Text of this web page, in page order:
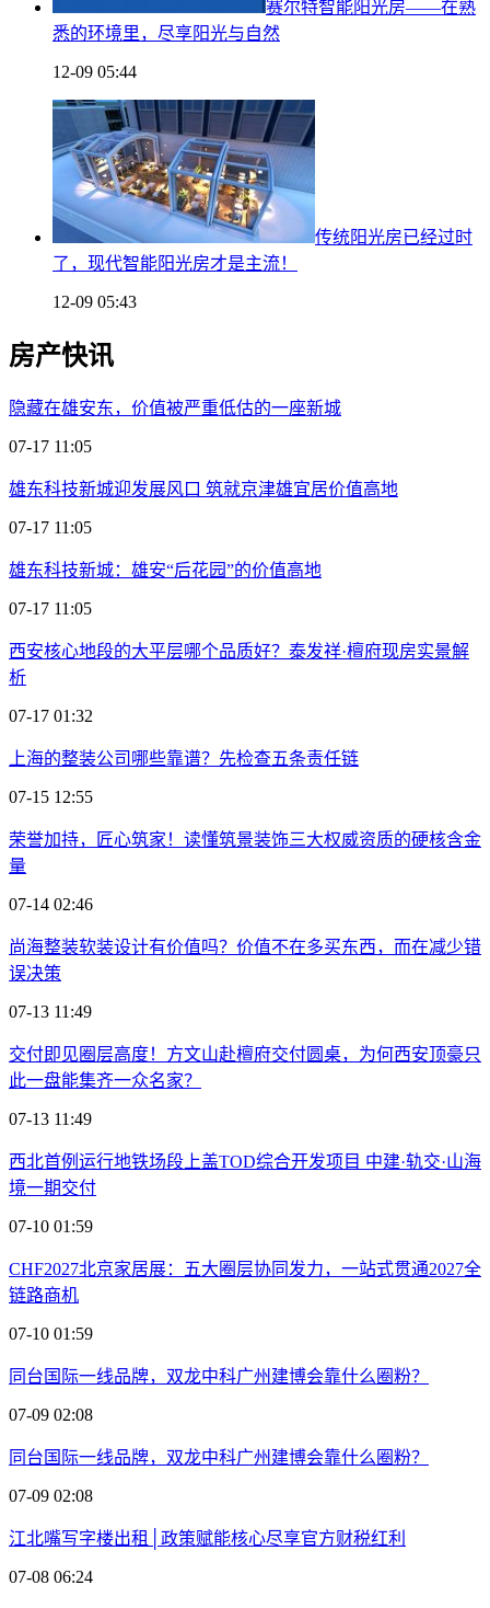
赛尔特智能阳光房——在熟
悉的环境里，尽享阳光与自然
12-09 05:44
传统阳光房已经过时
了，现代智能阳光房才是主流！
12-09 05:43
房产快讯
隐藏在雄安东，价值被严重低估的一座新城
07-17 11:05
雄东科技新城迎发展风口 筑就京津雄宜居价值高地
07-17 11:05
雄东科技新城：雄安“后花园”的价值高地
07-17 11:05
西安核心地段的大平层哪个品质好？泰发祥·檀府现房实景解
析
07-17 01:32
上海的整装公司哪些靠谱？先检查五条责任链
07-15 12:55
荣誉加持，匠心筑家！读懂筑景装饰三大权威资质的硬核含金
量
07-14 02:46
尚海整装软装设计有价值吗？价值不在多买东西，而在减少错
误决策
07-13 11:49
交付即见圈层高度！方文山赴檀府交付圆桌，为何西安顶豪只
此一盘能集齐一众名家？
07-13 11:49
西北首例运行地铁场段上盖TOD综合开发项目 中建·轨交·山海
境一期交付
07-10 01:59
CHF2027北京家居展：五大圈层协同发力，一站式贯通2027全
链路商机
07-10 01:59
同台国际一线品牌，双龙中科广州建博会靠什么圈粉？
07-09 02:08
同台国际一线品牌，双龙中科广州建博会靠什么圈粉？
07-09 02:08
江北嘴写字楼出租│政策赋能核心尽享官方财税红利
07-08 06:24